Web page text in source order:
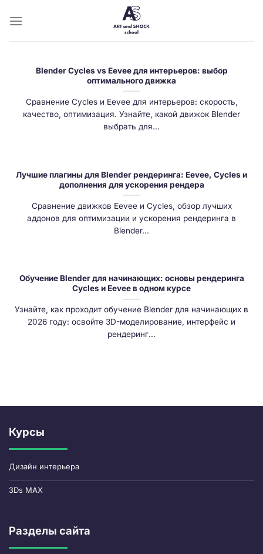
Blender Cycles vs Eevee для интерьеров: выбор
оптимального движка
Сравнение Cycles и Eevee для интерьеров: скорость,
качество, оптимизация. Узнайте, какой движок Blender
выбрать для...
Лучшие плагины для Blender рендеринга: Eevee, Cycles и
дополнения для ускорения рендера
Сравнение движков Eevee и Cycles, обзор лучших
аддонов для оптимизации и ускорения рендеринга в
Blender...
Обучение Blender для начинающих: основы рендеринга
Cycles и Eevee в одном курсе
Узнайте, как проходит обучение Blender для начинающих в
2026 году: освойте 3D-моделирование, интерфейс и
рендеринг...
Курсы
Дизайн интерьера
3Ds MAX
Разделы сайта